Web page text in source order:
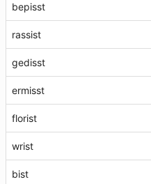
bepisst
rassist
gedisst
ermisst
florist
wrist
bist